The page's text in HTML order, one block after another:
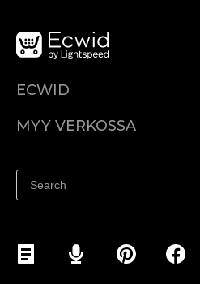
ECWID
Hinnoittelu
MYY VERKOSSA
Myy Facebookissa
Myy Instagramissa